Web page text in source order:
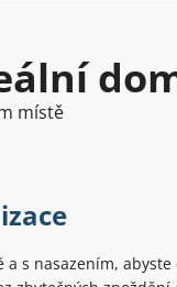
místě
a s nasazením,